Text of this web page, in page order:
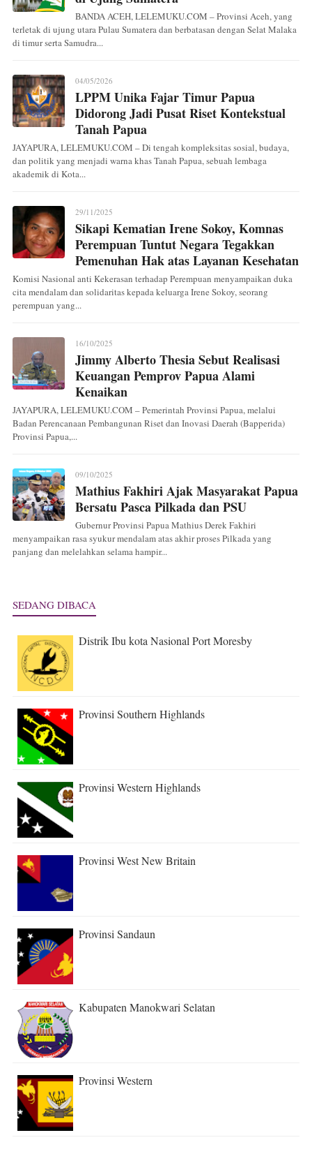
BANDA ACEH, LELEMUKU.COM – Provinsi Aceh, yang
terletak di ujung utara Pulau Sumatera dan berbatasan dengan Selat Malaka
di timur serta Samudra...
04/05/2026
LPPM Unika Fajar Timur Papua
Didorong Jadi Pusat Riset Kontekstual
Tanah Papua
JAYAPURA, LELEMUKU.COM – Di tengah kompleksitas sosial, budaya,
dan politik yang menjadi warna khas Tanah Papua, sebuah lembaga
akademik di Kota...
29/11/2025
Sikapi Kematian Irene Sokoy, Komnas
Perempuan Tuntut Negara Tegakkan
Pemenuhan Hak atas Layanan Kesehatan
Komisi Nasional anti Kekerasan terhadap Perempuan menyampaikan duka
cita mendalam dan solidaritas kepada keluarga Irene Sokoy, seorang
perempuan yang...
16/10/2025
Jimmy Alberto Thesia Sebut Realisasi
Keuangan Pemprov Papua Alami
Kenaikan
JAYAPURA, LELEMUKU.COM – Pemerintah Provinsi Papua, melalui
Badan Perencanaan Pembangunan Riset dan Inovasi Daerah (Bapperida)
Provinsi Papua,...
09/10/2025
Mathius Fakhiri Ajak Masyarakat Papua
Bersatu Pasca Pilkada dan PSU
Gubernur Provinsi Papua Mathius Derek Fakhiri
menyampaikan rasa syukur mendalam atas akhir proses Pilkada yang
panjang dan melelahkan selama hampir...
SEDANG DIBACA
Distrik Ibu kota Nasional Port Moresby
Provinsi Southern Highlands
Provinsi Western Highlands
Provinsi West New Britain
Provinsi Sandaun
Kabupaten Manokwari Selatan
Provinsi Western